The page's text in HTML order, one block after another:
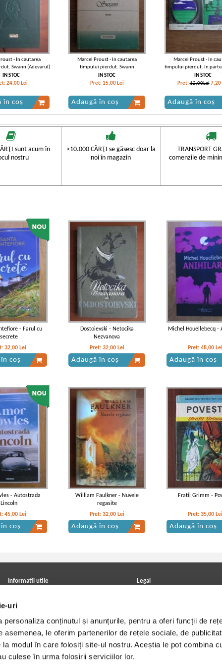
uri
personaliza conținutul și anunțurile, pentru a oferi funcții de
asemenea, le oferim partenerilor de rețele sociale, de
modul în care folosiți site-ul nostru. Aceștia le pot combina
culese în urma folosirii serviciilor lor.
- In cautarea
Swann (Adevarul)
IN STOC
24,00 Lei
în coș
Marcel Proust - In cautarea
timpului pierdut. Swann
IN STOC
Pret: 15,00 Lei
Adaugă în coș
Marcel Proust - In
timpului pierdut. In
Swann (2 volume)
IN STOC
Pret:12,00Lei 7,20
Adaugă în coș
- In cautarea
pierdut. Swann
IN STOC
14,00
în coș
Marcel Proust - In cautarea
timpului pierdut. Swann
IN STOC
Pret:45,00
Adaugă în coș
Marcel Proust - In
timpului pierdut.
IN STOC
Pret:14,00
Adaugă în coș
- In cautarea
Guermantes
IN STOC
16,00Lei
în coș
Marcel Proust - In cautarea
timpului pierdut. Plecarea
Albertinei
Marcel Proust - In
timpului pierdut. Timpul
- In cautarea
si Gomora
Marcel Proust - In cautarea
Marcel Proust - In
sunt acum în
nostru
>10.000 CĂRŢI se găsesc doar la
noi în magazin
TRANSPORT
comenzile de
- Farul cu
secrete
32,00 Lei
coș
Dostoievski - Netocika
Nezvanova
Pret: 32,00 Lei
Adaugă în coș
Michel Houellebecq -
Pret: 48,00 Lei
Adaugă în coș
- Autostrada
Lincoln
45,00 Lei
coș
William Faulkner - Nuvele
regasite
Pret: 32,00 Lei
Adaugă în coș
Fratii Grimm -
Pret: 35,00 Lei
Adaugă în coș
Informatii utile
Achizitii viniluri, casete, CD/DVD
Cum cumpar?
Retur comenzi
Angajari - Cariere
Legal
Termeni si conditii